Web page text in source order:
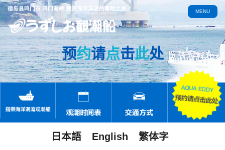
德岛县鸣门市 鸣门海峡 观赏海洋涡流的冒险之旅！
日本語 English 繁体字
MENU
预约请点击此处